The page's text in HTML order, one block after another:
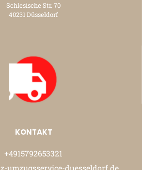
Schlesische Str. 70
40231 Düsseldorf
KONTAKT
+4915792653321
umzugsservice-duesseldorf.de